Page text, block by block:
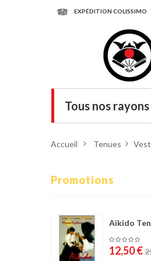
EXPÉDITION COLISSIMO
Tous nos rayons
Armes
Chaussures
Protections
Accueil > Tenues >
Promotions
Aikido
12,50 €